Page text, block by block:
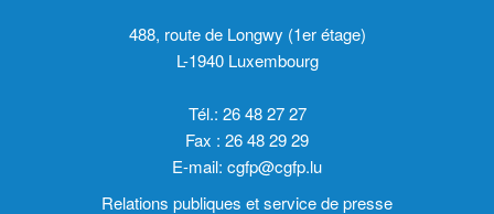
488, route de Longwy (1er étage)
L-1940 Luxembourg
Tél.: 26 48 27 27
Fax : 26 48 29 29
E-mail: cgfp@cgfp.lu
Relations publiques et service de presse